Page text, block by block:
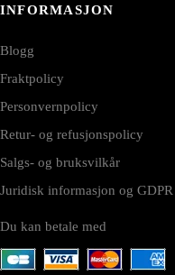
INFORMASJON
Blogg
Fraktpolicy
Personvernpolicy
Retur- og refusjonspolicy
Salgs- og bruksvilkår
Juridisk informasjon og GDPR
Du kan betale med